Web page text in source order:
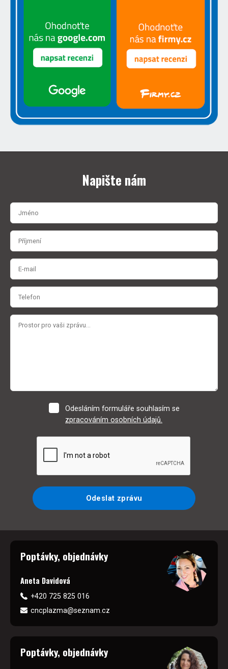
Napište nám
Odesláním formuláře souhlasím se
zpracováním osobních údajů.
Odeslat zprávu
Poptávky, objednávky
Aneta Davidová
+420 725 825 016
cncplazma@seznam.cz
Poptávky, objednávky